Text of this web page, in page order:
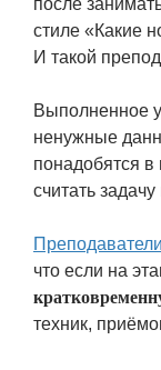
после
стиле «Какие
И такой
Выполненное
ненужные
понадобятся в
считать
что если на
техник,